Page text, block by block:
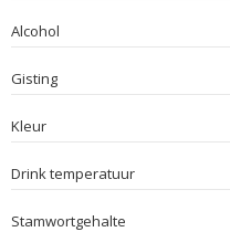
Alcohol
Gisting
Kleur
Drink temperatuur
Stamwortgehalte